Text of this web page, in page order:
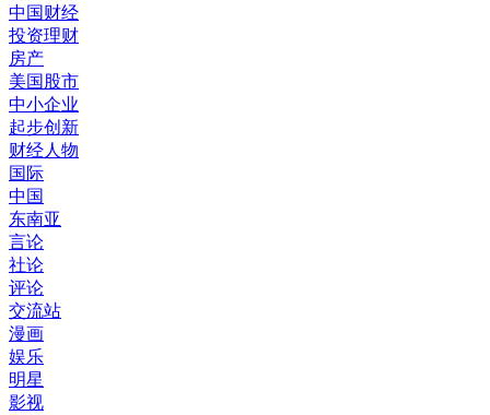
中国财经
投资理财
房产
美国股市
中小企业
起步创新
财经人物
国际
中国
东南亚
言论
社论
评论
交流站
漫画
娱乐
明星
影视